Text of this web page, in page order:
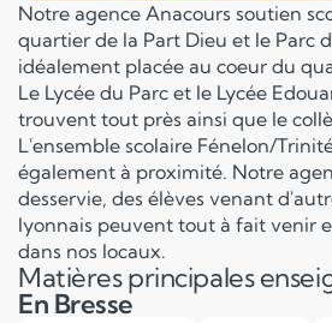
Notre agence Anacours soutien
quartier de la Part Dieu et le Parc
idéalement placée au coeur du
Le Lycée du Parc et le Lycée
trouvent tout près ainsi que le
L'ensemble scolaire Fénelon/
également à proximité. Notre
desservie, des élèves venant
lyonnais peuvent tout à fait venir
dans nos locaux.
Matières principales
En Bresse